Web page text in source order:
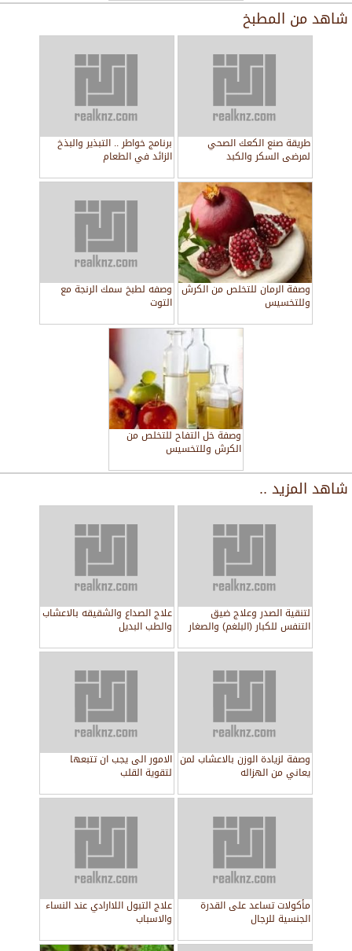
شاهد من المطبخ
طريقة صنع الكعك الصحي
لمرضى السكر والكبد
برنامج خواطر .. التبذير والبذخ
الزائد في الطعام
وصفة الرمان للتخلص من الكرش
وللتخسيس
وصفه لطبخ سمك الرنجة مع
التوت
وصفة خل التفاح للتخلص من
الكرش وللتخسيس
شاهد المزيد ..
لتنقية الصدر وعلاج ضيق
التنفس للكبار (البلغم) والصغار
علاج الصداع والشقيقه بالاعشاب
والطب البديل
وصفة لزيادة الوزن بالاعشاب لمن
يعاني من الهزاله
الامور الى يجب ان تتبعها
لتقوية القلب
مأكولات تساعد على القدرة
الجنسية للرجال
علاج التبول اللاارادي عند النساء
والاسباب